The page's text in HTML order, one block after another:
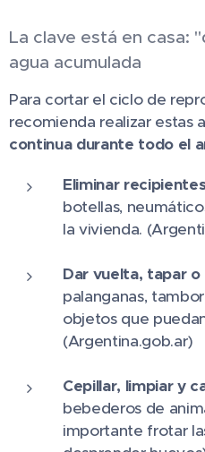
La clave está en casa:
agua acumulada
Para cortar el ciclo de
recomienda realizar estas
continua durante todo el
Eliminar
botellas,
la vivienda.
Dar vuelta, tapar
palanganas,
objetos que
(Argentina.gob.ar)
Cepillar, limpiar y
bebederos de
importante frotar